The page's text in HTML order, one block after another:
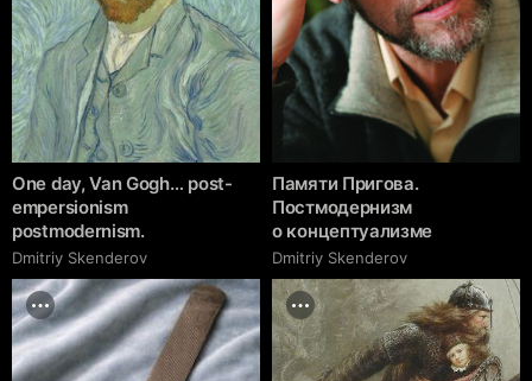
One day, Van Gogh… post-
empersionism
postmodernism.
Dmitriy Skenderov
Памяти Пригова.
Постмодернизм
о концептуализме
Dmitriy Skenderov